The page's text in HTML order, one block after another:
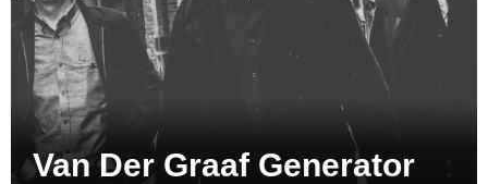
Van Der Graaf Generator